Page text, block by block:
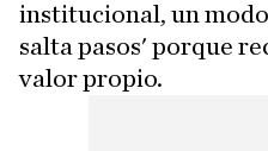
institucional, un
salta pasos' porque
valor propio.